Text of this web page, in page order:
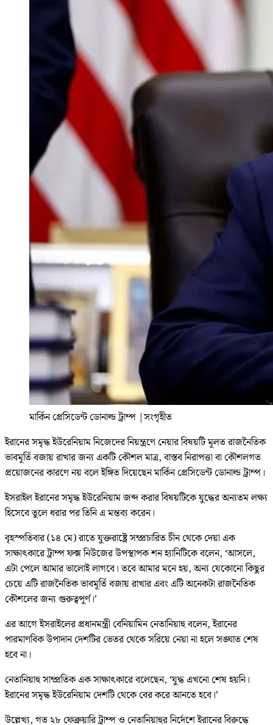
মার্কিন প্রেসিডেন্ট ডোনাল্ড ট্রাম্প |সংগৃহীত
ইরানের সমৃদ্ধ ইউরেনিয়াম নিজেদের নিয়ন্ত্রণে নেয়ার বিষয়টি মূলত রাজনৈতিক
ভাবমূর্তি বজায় রাখার জন্য একটি কৌশল মাত্র, বাস্তব নিরাপত্তা বা কৌশলগত
প্রয়োজনের কারণে নয় বলে ইঙ্গিত দিয়েছেন মার্কিন প্রেসিডেন্ট ডোনাল্ড ট্রাম্প।
ইসরাইল ইরানের সমৃদ্ধ ইউরেনিয়াম জব্দ করার বিষয়টিকে যুদ্ধের অন্যতম লক্ষ্য
হিসেবে তুলে ধরার পর তিনি এ মন্তব্য করেন।
বৃহস্পতিবার (১৪ মে) রাতে যুক্তরাষ্ট্রে সম্প্রচারিত চীন থেকে দেয়া এক
সাক্ষাৎকারে ট্রাম্প ফক্স নিউজের উপস্থাপক শন হ্যানিটিকে বলেন, ‘আসলে,
এটা পেলে আমার ভালোই লাগবে। তবে আমার মনে হয়, অন্য যেকোনো কিছুর
চেয়ে এটি রাজনৈতিক ভাবমূর্তি বজায় রাখার এবং এটি অনেকটা রাজনৈতিক
কৌশলের জন্য গুরুত্বপূর্ণ।’
এর আগে ইসরাইলের প্রধানমন্ত্রী বেনিয়ামিন নেতানিয়াহু বলেন, ইরানের
পারমাণবিক উপাদান দেশটির ভেতর থেকে সরিয়ে নেয়া না হলে সঙ্ঘাত শেষ
হবে না।
নেতানিয়াহু সাম্প্রতিক এক সাক্ষাৎকারে বলেছেন, ‘যুদ্ধ এখনো শেষ হয়নি।
ইরানের সমৃদ্ধ ইউরেনিয়াম দেশটি থেকে বের করে আনতে হবে।’
উল্লেখ্য, গত ২৮ ফেব্রুয়ারি ট্রাম্প ও নেতানিয়াহুর নির্দেশে ইরানের বিরুদ্ধে